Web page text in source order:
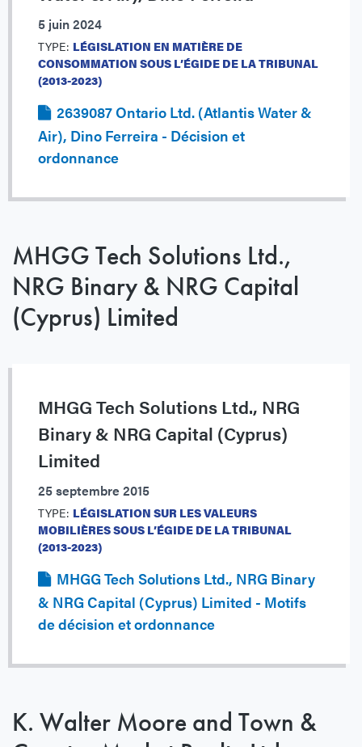
5 juin 2024
TYPE: LÉGISLATION EN MATIÈRE DE
CONSOMMATION SOUS L’ÉGIDE DE LA TRIBUNAL
(2013-2023)
2639087 Ontario Ltd. (Atlantis Water &
Air), Dino Ferreira - Décision et
ordonnance
MHGG Tech Solutions Ltd.,
NRG Binary & NRG Capital
(Cyprus) Limited
MHGG Tech Solutions Ltd., NRG
Binary & NRG Capital (Cyprus)
Limited
25 septembre 2015
TYPE: LÉGISLATION SUR LES VALEURS
MOBILIÈRES SOUS L’ÉGIDE DE LA TRIBUNAL
(2013-2023)
MHGG Tech Solutions Ltd., NRG Binary
& NRG Capital (Cyprus) Limited - Motifs
de décision et ordonnance
K. Walter Moore and Town &